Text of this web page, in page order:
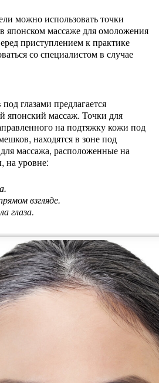
можно использовать точки
японском массаже для омоложения
приступлением к практике
со специалистом в случае
глазами предлагается
японский массаж. Точки для
на подтяжку кожи под
находятся в зоне под
массажа, расположенные на
на уровне:
взгляде.
глаза.